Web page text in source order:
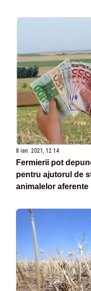
8 ian. 2021, 12:14
Fermierii pot
pentru ajutorul de
animalelor